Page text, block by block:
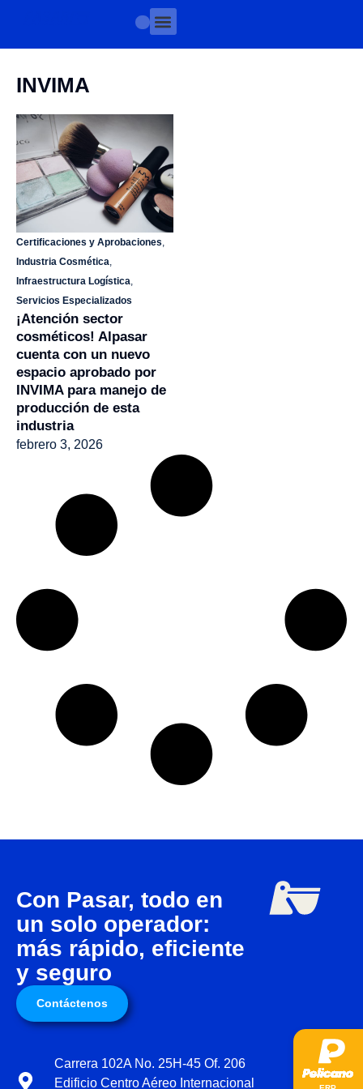
INVIMA
Certificaciones y Aprobaciones
Industria Cosmética
Infraestructura Logística
Servicios Especializados
¡Atención sector
cosméticos! Alpasar
cuenta con un nuevo
espacio aprobado por
INVIMA para manejo de
producción de esta
industria
febrero 3, 2026
Con Pasar, todo en
un solo operador:
más rápido, eficiente
y seguro
Contáctenos
Carrera 102A No. 25H-45 Of. 206
Edificio Centro Aéreo Internacional